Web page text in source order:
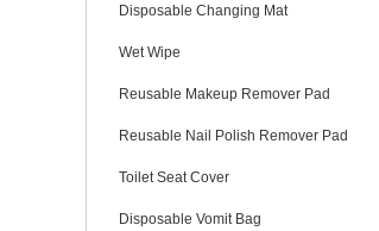
Disposable Changing Mat
Wet Wipe
Reusable Makeup Remover Pad
Reusable Nail Polish Remover Pad
Toilet Seat Cover
Disposable Vomit Bag